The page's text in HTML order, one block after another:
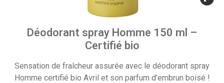
Déodorant spray Homme 150 ml –
Certifié bio
Sensation de fraîcheur assurée avec le déodorant spray
Homme certifié bio Avril et son parfum d’embrun boisé !